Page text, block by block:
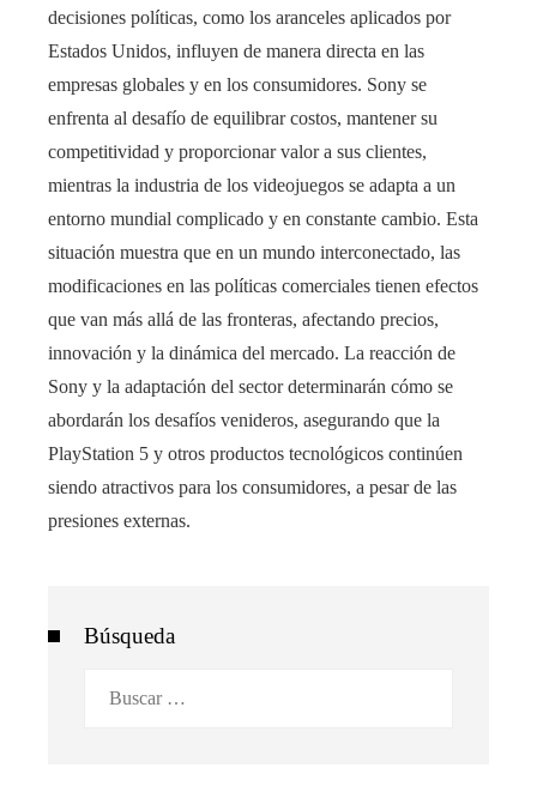
decisiones políticas, como los aranceles aplicados por
Estados Unidos, influyen de manera directa en las
empresas globales y en los consumidores. Sony se
enfrenta al desafío de equilibrar costos, mantener su
competitividad y proporcionar valor a sus clientes,
mientras la industria de los videojuegos se adapta a un
entorno mundial complicado y en constante cambio. Esta
situación muestra que en un mundo interconectado, las
modificaciones en las políticas comerciales tienen efectos
que van más allá de las fronteras, afectando precios,
innovación y la dinámica del mercado. La reacción de
Sony y la adaptación del sector determinarán cómo se
abordarán los desafíos venideros, asegurando que la
PlayStation 5 y otros productos tecnológicos continúen
siendo atractivos para los consumidores, a pesar de las
presiones externas.
Búsqueda